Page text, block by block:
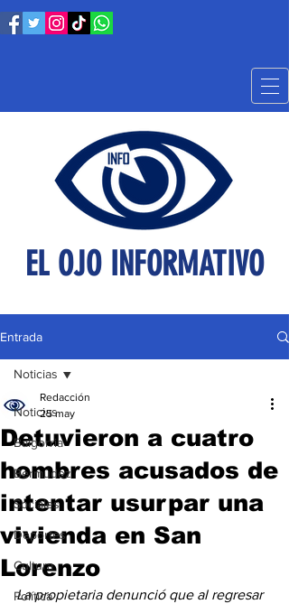
EL OJO INFORMATIVO
Entrada
Noticias
Baigorria
Bermúdez
Sociales
Deportes
Cultura
Política
Noticias
Detuvieron a cuatro
hombres acusados de
intentar usurpar una
vivienda en San
Lorenzo
Redacción
25 may
La propietaria denunció que al regresar